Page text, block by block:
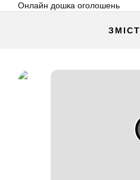
Онлайн дошка оголошень
ЗМІСТ